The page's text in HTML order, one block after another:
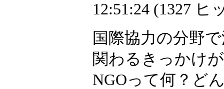
12:51:24 (1327 ヒ
国際協力の分野
関わるきっかけ
NGOって何？ど